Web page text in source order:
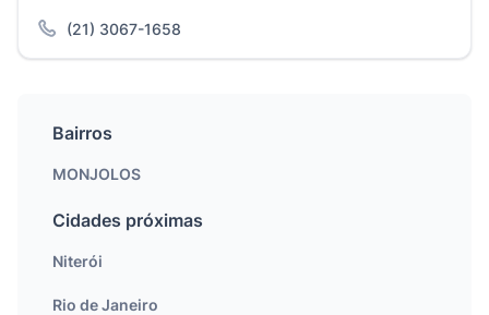
(21) 3067-1658
Bairros
MONJOLOS
Cidades próximas
Niterói
Rio de Janeiro